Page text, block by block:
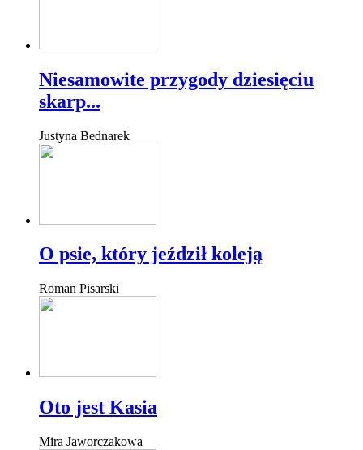
Niesamowite przygody dziesięciu
skarp...
Justyna Bednarek
O psie, który jeździł koleją
Roman Pisarski
Oto jest Kasia
Mira Jaworczakowa